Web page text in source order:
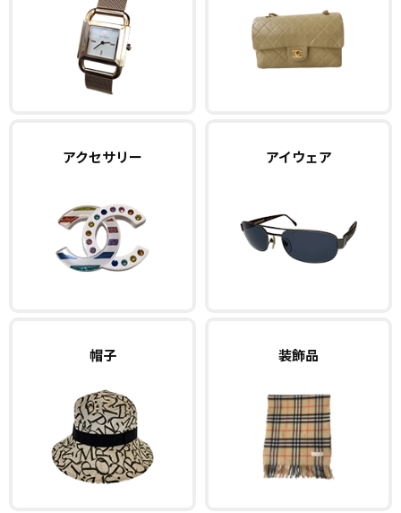
アクセサリー アイウェア
帽子 装飾品